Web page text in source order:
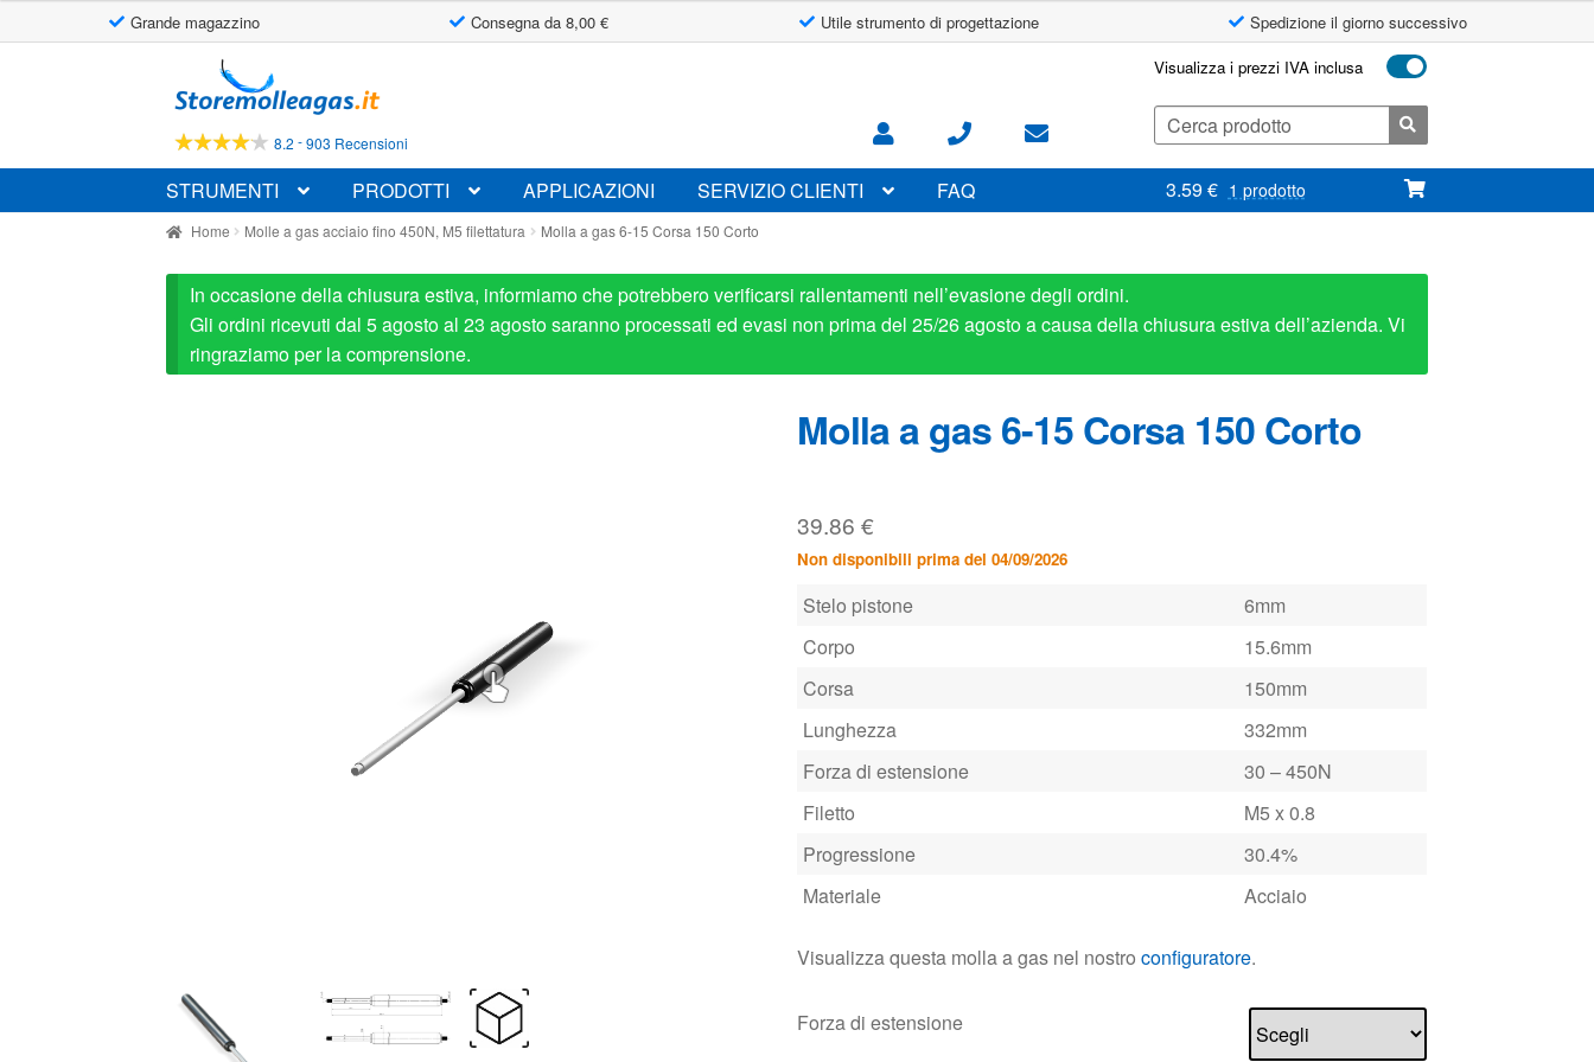
Grande magazzino Consegna da 8,00 € Utile strumento di progettazione Spedizione il giorno successivo
alla
navigazione
al
contenuto
8.2 -903 Recensioni
Visualizza i prezzi IVA inclusa
Cerca:
STRUMENTI PRODOTTI APPLICAZIONI SERVIZIO CLIENTI FAQ 3.59€ 1 prodotto
Home Molle a gas acciaio fino 450N, M5 filettatura Molla a gas 6-15 Corsa 150 Corto
In occasione della chiusura estiva, informiamo che potrebbero verificarsi rallentamenti nell’evasione degli ordini.
Gli ordini ricevuti dal 5 agosto al 23 agosto saranno processati ed evasi non prima del 25/26 agosto a causa della chiusura estiva dell’azienda. Vi
ringraziamo per la comprensione.
Molla a gas 6-15 Corsa 150 Corto
39.86 €
Non disponibili prima del 04/09/2026
Stelo pistone
6mm
Corpo
15.6mm
Corsa
150mm
Lunghezza
332mm
Forza di estensione
30 – 450N
Filetto
M5 x 0.8
Progressione
30.4%
Materiale
Acciaio
Visualizza questa molla a gas nel nostro configuratore.
Forza di estensione